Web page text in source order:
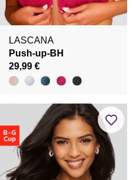
LASCANA
Push-up-BH
29,99 €